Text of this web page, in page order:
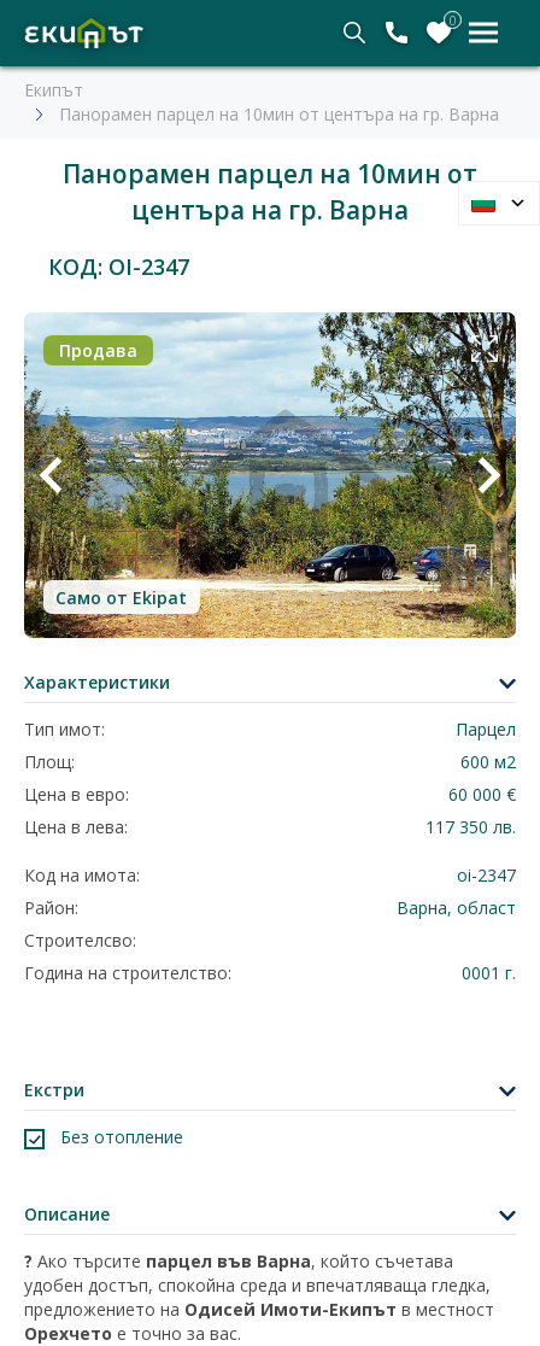
0
Екипът
Панорамен парцел на 10мин от центъра на гр. Варна
Панорамен парцел на 10мин от
центъра на гр. Варна
КОД: OI-2347
Продава
Само от Ekipat
Характеристики
Тип имот:
Парцел
Площ:
600 м2
Цена в евро:
60 000 €
Цена в лева:
117 350 лв.
Код на имота:
oi-2347
Район:
Варна, област
Строителсво:
Година на строителство:
0001 г.
Екстри
Без отопление
Описание
? Ако търсите парцел във Варна, който съчетава
удобен достъп, спокойна среда и впечатляваща гледка,
предложението на Одисей Имоти-Екипът в местност
Орехчето е точно за вас.